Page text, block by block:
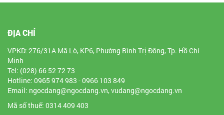
ĐỊA CHỈ
VPKD: 276/31A Mã Lò, KP6, Phường Bình Trị Đông, Tp. Hồ Chí
Minh
Tel: (028) 66 52 72 73
Hotline: 0965 974 983 - 0966 103 849
Email: ngocdang@ngocdang.vn, vudang@ngocdang.vn
Mã số thuế: 0314 409 403